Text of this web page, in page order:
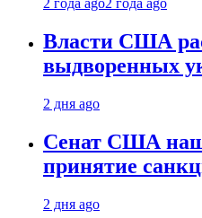
2 года ago2 года ago
Власти США
выдворенных
2 дня ago
Сенат США
принятие
2 дня ago